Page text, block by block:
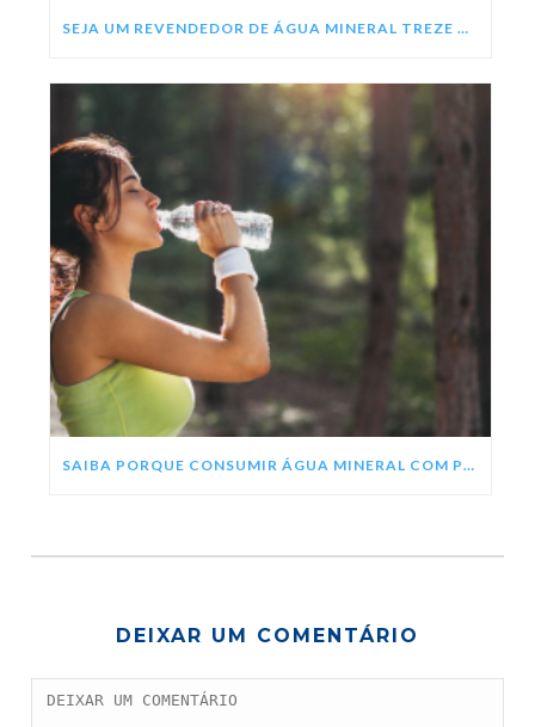
SEJA UM REVENDEDOR DE ÁGUA MINERAL TREZE TÍLIAS
SAIBA PORQUE CONSUMIR ÁGUA MINERAL COM PH ALCALINO
DEIXAR UM COMENTÁRIO